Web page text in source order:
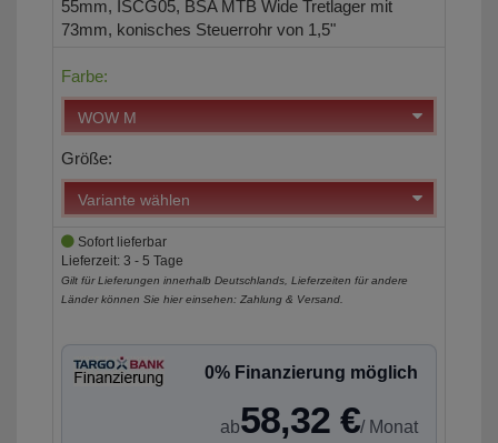
55mm, ISCG05, BSA MTB Wide Tretlager mit
73mm, konisches Steuerrohr von 1,5"
Farbe:
Größe:
Sofort lieferbar
Lieferzeit: 3 - 5 Tage
Gilt für Lieferungen innerhalb Deutschlands, Lieferzeiten für andere
Länder können Sie hier einsehen: Zahlung & Versand
0% Finanzierung möglich
ab58,32 €/ Monat